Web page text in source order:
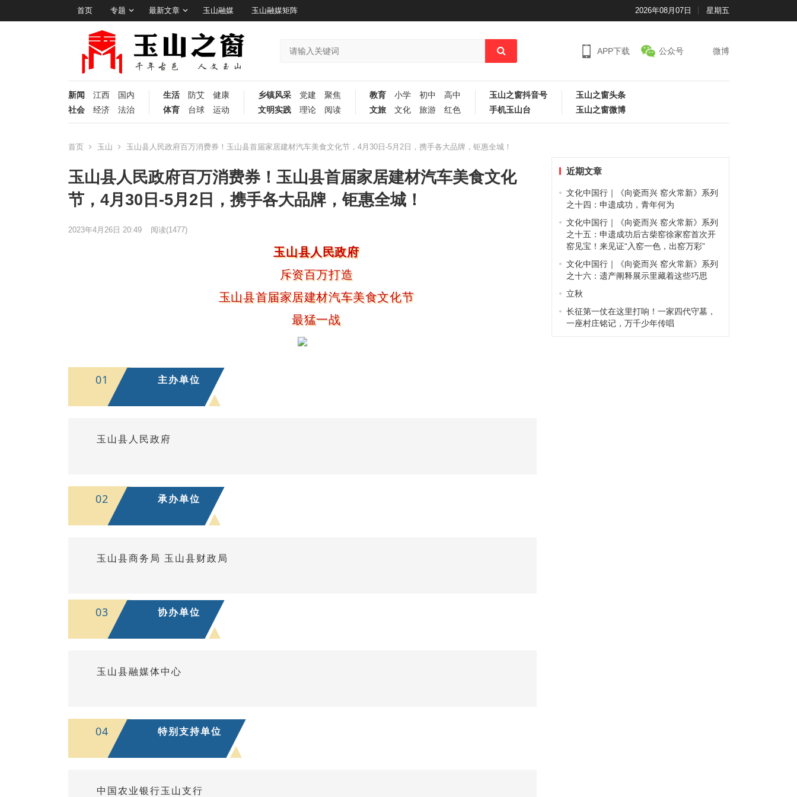
首页 专题 最新文章 玉山融媒 玉山融媒矩阵 2026年08月07日 星期五
APP下载 公众号 微博
新闻 江西
国内
社会
经济 法治
生活 防艾
健康
体育
台球 运动
乡镇风采 党建
聚焦
文明实践
理论 阅读
教育 小学 初中
高中
文旅
文化 旅游 红色
玉山之窗抖音号
手机玉山台
玉山之窗头条
玉山之窗微博
首页 玉山 玉山县人民政府百万消费券！玉山县首届家居建材汽车美食文化节，4月30日-5月2日，携手各大品牌，钜惠全城！
玉山县人民政府百万消费券！玉山县首届家居建材汽车美食文化
节，4月30日-5月2日，携手各大品牌，钜惠全城！
2023年4月26日 20:49 阅读(1477)
玉山县人民政府
斥资百万打造
玉山县首届家居建材汽车美食文化节
最猛一战
01 主办单位
玉山县人民政府
02 承办单位
玉山县商务局 玉山县财政局
03 协办单位
玉山县融媒体中心
04 特别支持单位
中国农业银行玉山支行
近期文章
文化中国行｜《向瓷而兴 窑火常新》系列
之十四：申遗成功，青年何为
文化中国行｜《向瓷而兴 窑火常新》系列
之十五：申遗成功后古柴窑徐家窑首次开
窑见宝！来见证“入窑一色，出窑万彩”
文化中国行｜《向瓷而兴 窑火常新》系列
之十六：遗产阐释展示里藏着这些巧思
立秋
长征第一仗在这里打响！一家四代守墓，
一座村庄铭记，万千少年传唱